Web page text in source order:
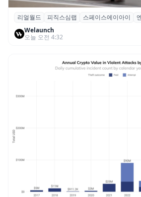
리얼월드, 로봇테크 스타트
휴머노이드 표준 만든다
리얼월드 피직스심랩 스페이스에이아이
Welaunch
오늘 오전 4:32